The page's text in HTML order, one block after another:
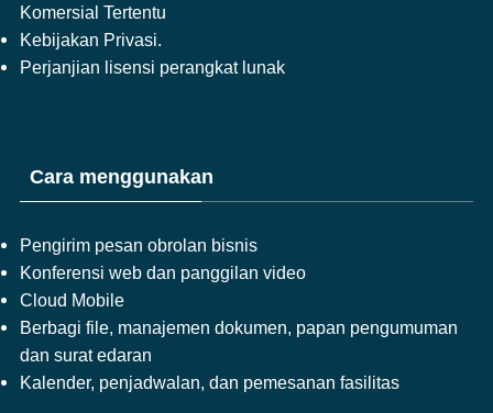
Komersial Tertentu
Kebijakan Privasi.
Perjanjian lisensi perangkat lunak
Cara menggunakan
Pengirim pesan obrolan bisnis
Konferensi web dan panggilan video
Cloud Mobile
Berbagi file, manajemen dokumen, papan pengumuman
dan surat edaran
Kalender, penjadwalan, dan pemesanan fasilitas